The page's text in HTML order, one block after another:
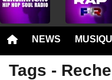
NEWS
Tags -